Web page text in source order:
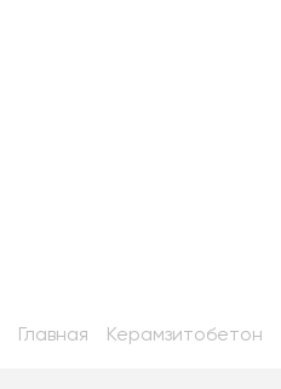
Главная Керамзитобетон